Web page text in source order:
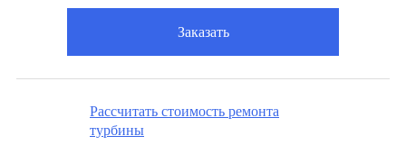
Заказать
Рассчитать стоимость ремонта
турбины